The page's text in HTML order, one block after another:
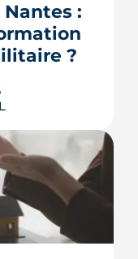
chaleur
nature.
:
?
devient un
et
friche